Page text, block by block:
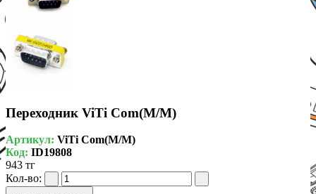
Переходник ViTi Com(M/M)
Артикул: ViTi Com(M/M)
Код: ID19808
943 тг
Кол-во: